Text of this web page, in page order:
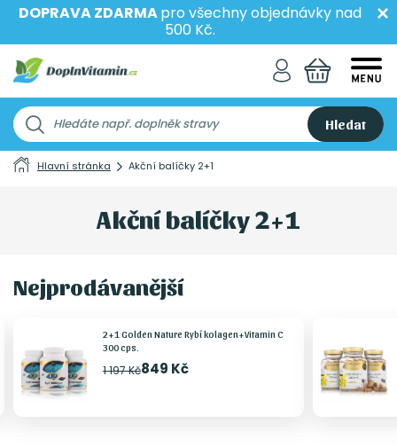
DOPRAVA ZDARMApro všechny objednávky nad
500 Kč.
Hledat
Hlavní stránka Akční balíčky 2+1
Akční balíčky 2+1
Nejprodávanější
2+1 Golden Nature Rybí kolagen+Vitamin C
300 cps.
1 197 Kč849 Kč